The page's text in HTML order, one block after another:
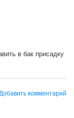
в бак присадку
комментарий